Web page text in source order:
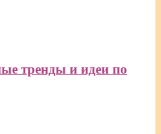
тренды и идеи по